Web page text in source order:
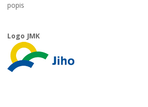
popis
Logo JMK